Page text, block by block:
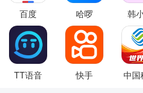
百度 哈啰 韩
TT语音 快手 中国